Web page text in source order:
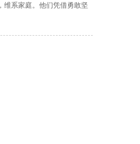
维系家庭。他们凭借勇敢坚